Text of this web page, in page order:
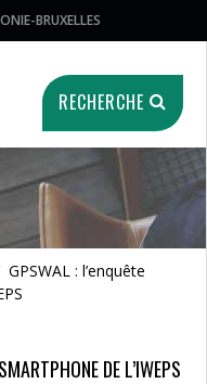
BRUXELLES
RECHERCHE
GPSWAL : l’enquête
DE L’IWEPS